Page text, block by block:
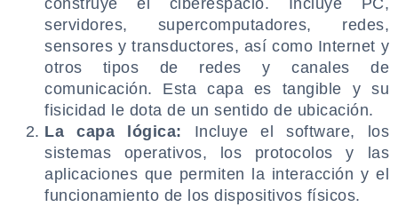
construye el ciberespacio. Incluye PC,
servidores, supercomputadores, redes,
sensores y transductores, así como Internet y
otros tipos de redes y canales de
comunicación. Esta capa es tangible y su
fisicidad le dota de un sentido de ubicación.
La capa lógica: Incluye el software, los
sistemas operativos, los protocolos y las
aplicaciones que permiten la interacción y el
funcionamiento de los dispositivos físicos.